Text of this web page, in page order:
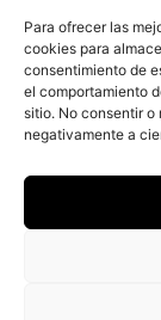
Para ofrecer las
cookies para
consentimiento de
el comportamiento
sitio. No consentir
negativamente a
+
automóviles -